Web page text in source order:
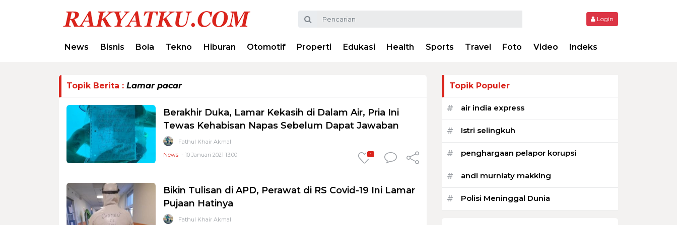
Login
News Bisnis Bola Tekno Hiburan Otomotif Properti Edukasi Health Sports Travel Foto Video Indeks
Topik Berita : Lamar pacar
Berakhir Duka, Lamar Kekasih di Dalam Air, Pria Ini
Tewas Kehabisan Napas Sebelum Dapat Jawaban
Fathul Khair Akmal
News - 10 Januari 2021 13:00 1
Bikin Tulisan di APD, Perawat di RS Covid-19 Ini Lamar
Pujaan Hatinya
Fathul Khair Akmal
Topik Populer
# air india express
# Istri selingkuh
# penghargaan pelapor korupsi
# andi murniaty makking
# Polisi Meninggal Dunia